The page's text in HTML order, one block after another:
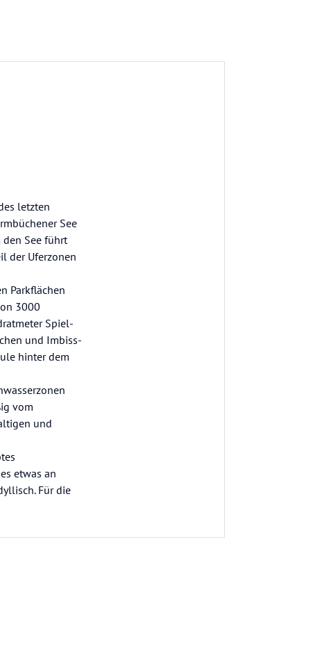
letzten
See
den See führt
der Uferzonen
Parkflächen
3000
Spiel-
und Imbiss-
hinter dem
vom
und
etwas an
Für die